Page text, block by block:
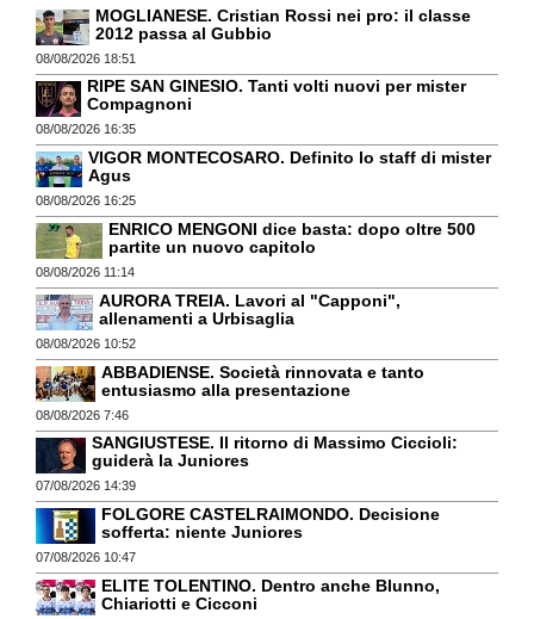
MOGLIANESE. Cristian Rossi nei pro: il classe
2012 passa al Gubbio
08/08/2026 18:51
RIPE SAN GINESIO. Tanti volti nuovi per mister
Compagnoni
08/08/2026 16:35
VIGOR MONTECOSARO. Definito lo staff di mister
Agus
08/08/2026 16:25
ENRICO MENGONI dice basta: dopo oltre 500
partite un nuovo capitolo
08/08/2026 11:14
AURORA TREIA. Lavori al "Capponi",
allenamenti a Urbisaglia
08/08/2026 10:52
ABBADIENSE. Società rinnovata e tanto
entusiasmo alla presentazione
08/08/2026 7:46
SANGIUSTESE. Il ritorno di Massimo Ciccioli:
guiderà la Juniores
07/08/2026 14:39
FOLGORE CASTELRAIMONDO. Decisione
sofferta: niente Juniores
07/08/2026 10:47
ELITE TOLENTINO. Dentro anche Blunno,
Chiariotti e Cicconi